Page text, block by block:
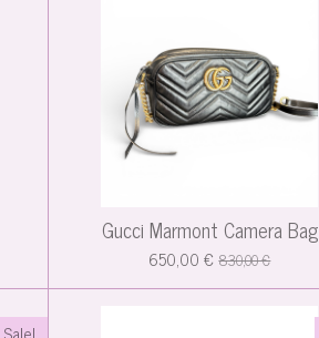
Gucci Marmont Camera Bag
650,00 € 830,00 €